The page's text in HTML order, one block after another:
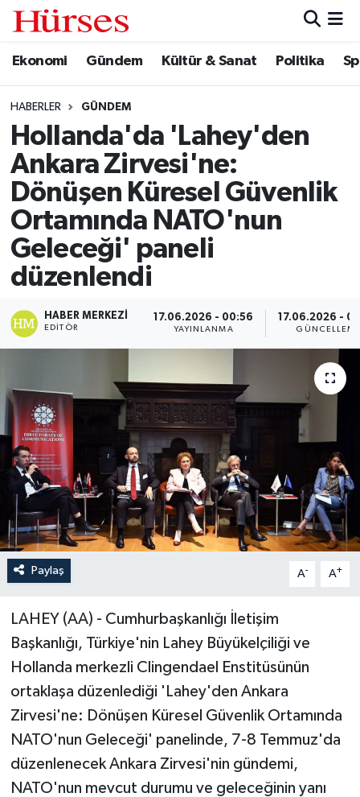
Ekonomi Gündem Kültür & Sanat Politika
HABERLER GÜNDEM
Hollanda'da 'Lahey'den
Ankara Zirvesi'ne:
Dönüşen Küresel Güvenlik
Ortamında NATO'nun
Geleceği' paneli
düzenlendi
HABER MERKEZI
EDITÖR
17.06.2026 - 00:56
YAYINLANMA
17.06.2026 -
Paylaş A- A+
LAHEY (AA) - Cumhurbaşkanlığı İletişim
Başkanlığı, Türkiye'nin Lahey Büyükelçiliği ve
Hollanda merkezli Clingendael Enstitüsünün
ortaklaşa düzenlediği 'Lahey'den Ankara
Zirvesi'ne: Dönüşen Küresel Güvenlik Ortamında
NATO'nun Geleceği' panelinde, 7-8 Temmuz'da
düzenlenecek Ankara Zirvesi'nin gündemi,
NATO'nun mevcut durumu ve geleceğinin yanı
Ekonomi
Gündem
Kültür & Sanat
Politika
Spor
Hava Durumu
Trafik Durumu
Süper Lig Puan Durumu ve Fikstür
Tüm Manşetler
Son Dakika Haberleri
Haber Arşivi